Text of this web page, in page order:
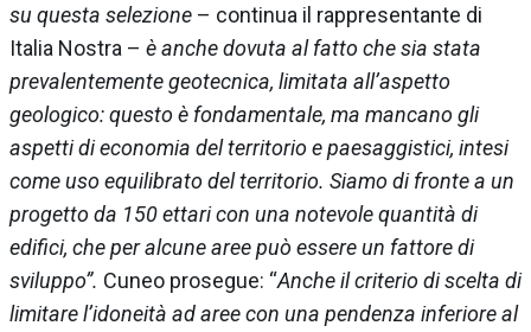
su questa selezione – continua il rappresentante di
Italia Nostra – è anche dovuta al fatto che sia stata
prevalentemente geotecnica, limitata all’aspetto
geologico: questo è fondamentale, ma mancano gli
aspetti di economia del territorio e paesaggistici, intesi
come uso equilibrato del territorio. Siamo di fronte a un
progetto da 150 ettari con una notevole quantità di
edifici, che per alcune aree può essere un fattore di
sviluppo”. Cuneo prosegue: “Anche il criterio di scelta di
limitare l’idoneità ad aree con una pendenza inferiore al